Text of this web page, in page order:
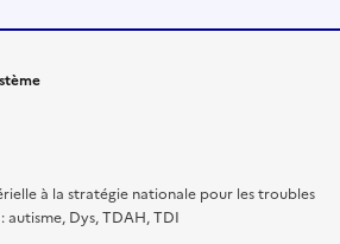
à la stratégie nationale pour les troubles
Dys, TDAH, TDI